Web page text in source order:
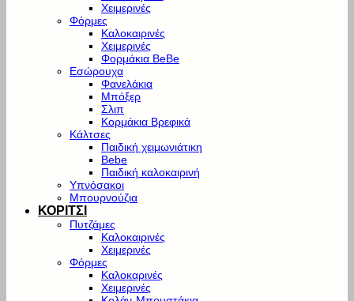
Χειμερινές
Φόρμες
Καλοκαιρινές
Χειμερινές
Φορμάκια BeBe
Εσώρουχα
Φανελάκια
Μπόξερ
Σλιπ
Κορμάκια Βρεφικά
Κάλτσες
Παιδική χειμωνιάτικη
Bebe
Παιδική καλοκαιρινή
Υπνόσακοι
Μπουρνούζια
ΚΟΡΙΤΣΙ
Πυτζάμες
Καλοκαιρινές
Χειμερινές
Φόρμες
Καλοκαρινές
Χειμερινές